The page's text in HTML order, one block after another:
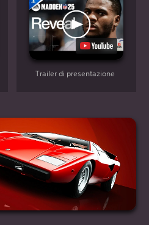
Trailer di presentazione